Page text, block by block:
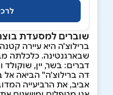
שוברים למסעדת
ברילוצ'ה היא עיירה קטנה
שבארגנטינה. כלכלתה
דברים: בשר, יין, שוקולד
דה ברילוצ'ה" הביאה אל
אביב, את הרביעייה